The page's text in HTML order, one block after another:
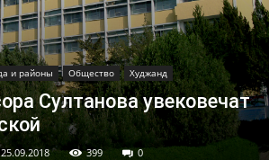
и районы Общество Худжанд
Султанова увековечат
25.09.2018 399 0